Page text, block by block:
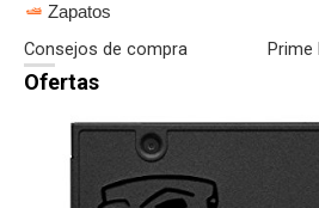
Zapatos
Consejos de compra Prime
Ofertas